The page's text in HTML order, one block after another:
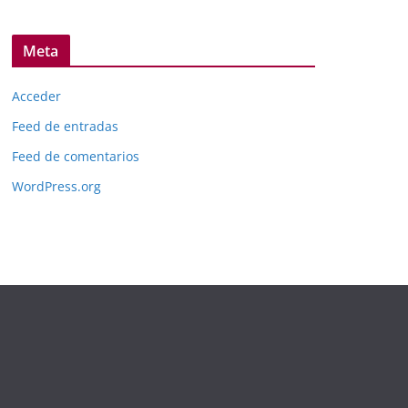
Meta
Acceder
Feed de entradas
Feed de comentarios
WordPress.org